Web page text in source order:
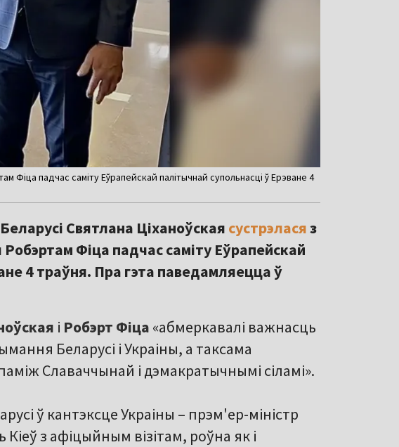
Фіца падчас саміту Еўрапейскай палітычнай супольнасці ў Ерэване 4
Святлана Ціханоўская сустрэласяз
Фіца падчас саміту Еўрапейскай
4 траўня. Пра гэта паведамляецца ў
і Робэрт Фіца «абмеркавалі важнасць
Беларусі і Украіны, а таксама
Славаччынай і дэмакратычнымі сіламі».
ў кантэксце Украіны – прэм'ер-міністр
з афіцыйным візітам, роўна як і